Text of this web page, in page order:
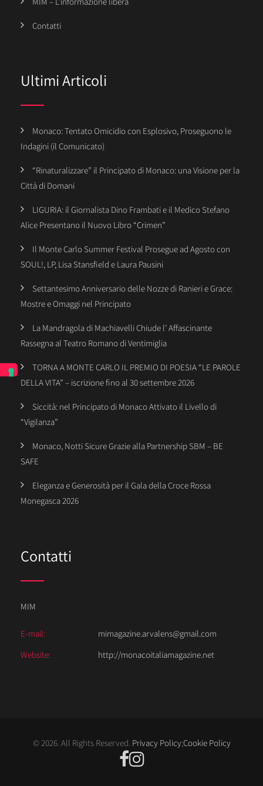
Contatti
Ultimi Articoli
Monaco: Tentato Omicidio con Esplosivo, Proseguono le
Indagini (il Comunicato)
“Rinaturalizzare” il Principato di Monaco: una Visione per la
Città di Domani
LIGURIA: il Giornalista Dino Frambati e il Medico Stefano
Alice Presentano il Nuovo Libro “Crimen”
Il Monte Carlo Summer Festival Prosegue ad Agosto con
SOUL!, LP, Lisa Stansfield e Laura Pausini
Settantesimo Anniversario delle Nozze di Ranieri e Grace:
Mostre e Omaggi nel Principato
La Mandragola di Machiavelli Chiude l’ Affascinante
Rassegna al Teatro Romano di Ventimiglia
TORNA A MONTE CARLO IL PREMIO DI POESIA “LE PAROLE
DELLA VITA” – iscrizione fino al 30 settembre 2026
Siccità: nel Principato di Monaco Attivato il Livello di
“Vigilanza”
Monaco, Notti Sicure Grazie alla Partnership SBM – BE
SAFE
Eleganza e Generosità per il Gala della Croce Rossa
Monegasca 2026
Contatti
MIM
E-mail:
mimagazine.arvalens@gmail.com
Website:
http://monacoitaliamagazine.net
© 2026. All Rights Reserved. Privacy Policy;Cookie Policy